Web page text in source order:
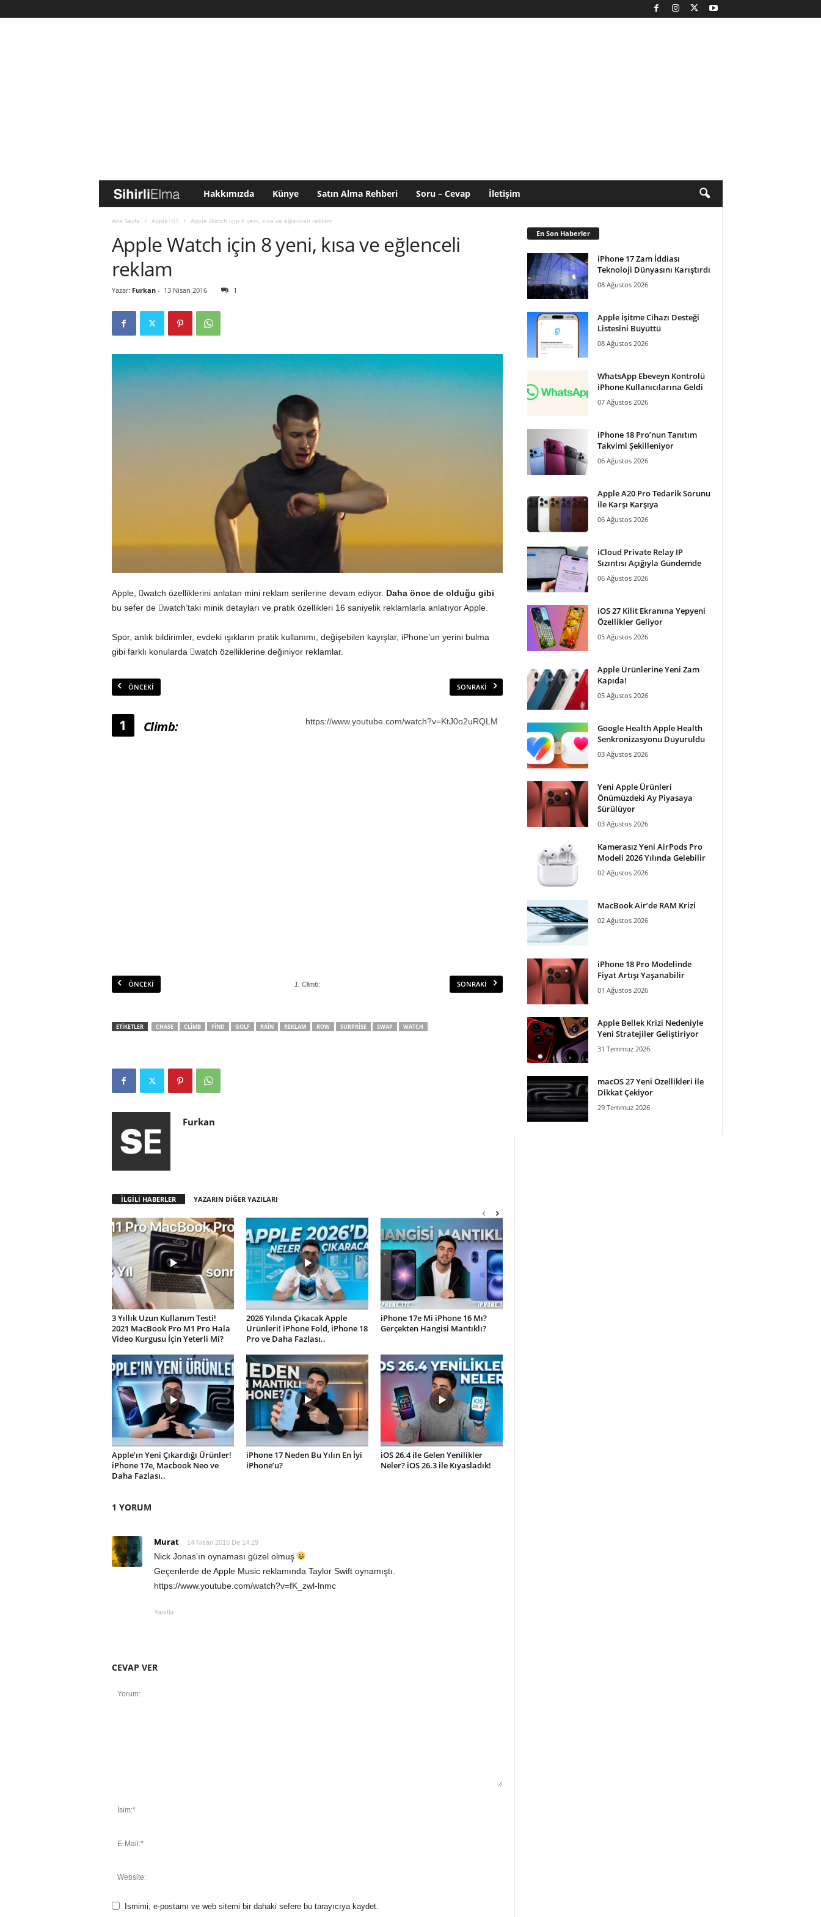
i
h
i
Hakkımızda Künye Satın Alma Rehberi Soru – Cevap İletişim
Ana Sayfa Apple101 Apple Watch için 8 yeni, kısa ve eğlenceli reklam
Apple Watch için 8 yeni, kısa ve eğlenceli
reklam
Yazar: Furkan- 13 Nisan 2016 1
Apple, watch özelliklerini anlatan mini reklam serilerine devam ediyor. Daha önce de olduğu gibi
bu sefer de watch’taki minik detayları ve pratik özellikleri 16 saniyelik reklamlarla anlatıyor Apple.
Spor, anlık bildirimler, evdeki ışıkların pratik kullanımı, değişebilen kayışlar, iPhone’un yerini bulma
gibi farklı konularda watch özelliklerine değiniyor reklamlar.
ÖNCEKI SONRAKI
1 Climb: https://www.youtube.com/watch?v=KtJ0o2uRQLM
1. Climb:
Rain:
ÖNCEKI SONRAKI
ETİKETLER CHASE CLIMB FIND GOLF RAIN REKLAM ROW SURPRISE SWAP WATCH
Furkan
İLGİLİ HABERLER YAZARIN DİĞER YAZILARI
3 Yıllık Uzun Kullanım Testi!
2021 MacBook Pro M1 Pro Hala
Video Kurgusu İçin Yeterli Mi?
2026 Yılında Çıkacak Apple
Ürünleri! iPhone Fold, iPhone 18
Pro ve Daha Fazlası..
iPhone 17e Mi iPhone 16 Mı?
Gerçekten Hangisi Mantıklı?
Apple’ın Yeni Çıkardığı Ürünler!
iPhone 17e, Macbook Neo ve
Daha Fazlası..
iPhone 17 Neden Bu Yılın En İyi
iPhone’u?
iOS 26.4 ile Gelen Yenilikler
Neler? iOS 26.3 ile Kıyasladık!
1 YORUM
Murat 14 Nisan 2016 De 14:29
Nick Jonas’ın oynaması güzel olmuş
Geçenlerde de Apple Music reklamında Taylor Swift oynamıştı.
https://www.youtube.com/watch?v=fK_zwl-lnmc
Yanıtla
CEVAP VER
Ismimi, e-postamı ve web sitemi bir dahaki sefere bu tarayıcıya kaydet.
En Son Haberler
iPhone 17 Zam İddiası
Teknoloji Dünyasını Karıştırdı
08 Ağustos 2026
Apple İşitme Cihazı Desteği
Listesini Büyüttü
08 Ağustos 2026
WhatsApp Ebeveyn Kontrolü
iPhone Kullanıcılarına Geldi
07 Ağustos 2026
iPhone 18 Pro’nun Tanıtım
Takvimi Şekilleniyor
06 Ağustos 2026
Apple A20 Pro Tedarik Sorunu
ile Karşı Karşıya
06 Ağustos 2026
iCloud Private Relay IP
Sızıntısı Açığıyla Gündemde
06 Ağustos 2026
iOS 27 Kilit Ekranına Yepyeni
Özellikler Geliyor
05 Ağustos 2026
Apple Ürünlerine Yeni Zam
Kapıda!
05 Ağustos 2026
Google Health Apple Health
Senkronizasyonu Duyuruldu
03 Ağustos 2026
Yeni Apple Ürünleri
Önümüzdeki Ay Piyasaya
Sürülüyor
03 Ağustos 2026
Kamerasız Yeni AirPods Pro
Modeli 2026 Yılında Gelebilir
02 Ağustos 2026
MacBook Air’de RAM Krizi
02 Ağustos 2026
iPhone 18 Pro Modelinde
Fiyat Artışı Yaşanabilir
01 Ağustos 2026
Apple Bellek Krizi Nedeniyle
Yeni Stratejiler Geliştiriyor
31 Temmuz 2026
macOS 27 Yeni Özellikleri ile
Dikkat Çekiyor
29 Temmuz 2026